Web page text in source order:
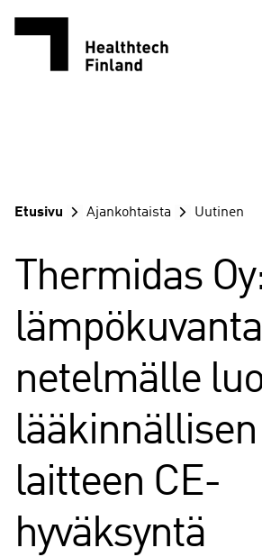
Etusivu Ajankohtaista Uutinen
Thermidas
netelmälle
lääkinnällisen
laitteen CE-
hyväksyntä